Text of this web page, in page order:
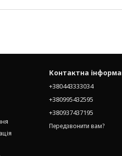
Контактна
+380443333034
+380995432595
+380937437195
Передзвонити вам?